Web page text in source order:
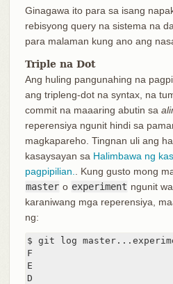
Ginagawa ito para sa isang
rebisyong query na sistema na
para malaman kung ano ang
Triple na Dot
Ang huling pangunahing na
ang tripleng-dot na syntax, na
commit na maaaring abutin sa
reperensiya ngunit hindi sa
magkapareho. Tingnan uli ang
kasaysayan sa Halimbawa ng
pagpipilian.
. Kung gusto mong
master o experiment ngunit
karaniwang mga reperensiya,
ng:
$ git log
F
E
D